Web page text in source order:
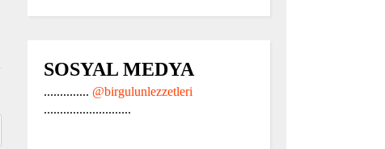
SOSYAL MEDYA
.............. @birgulunlezzetleri
...........................